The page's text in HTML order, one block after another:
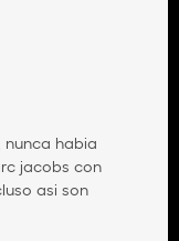
habia
jacobs con
asi son